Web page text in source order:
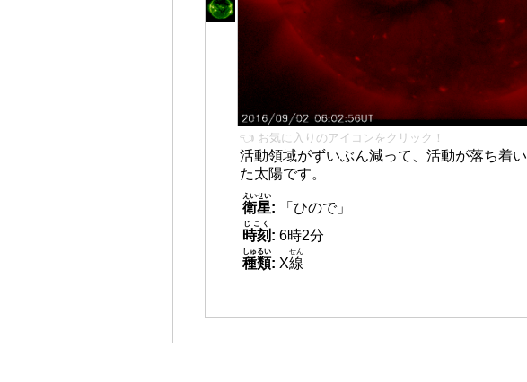
👈 お気に入りのアイコンをクリック！
活動領域がずいぶん減って、活動が落ち着い
た太陽です。
衛星
えいせい
:
「ひので」
時刻
じこく
: 6時2分
種類
しゅるい
: X線
せん